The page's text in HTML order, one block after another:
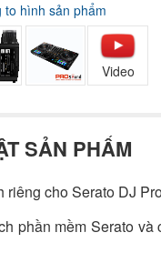
to hình sản phẩm
Video
SẢN PHẨM
cho Serato DJ
phần mềm Serato và